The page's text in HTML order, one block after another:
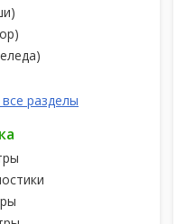
разделы